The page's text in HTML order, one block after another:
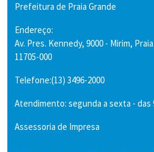
Prefeitura de Praia Grande
Endereço:
Av. Pres. Kennedy, 9000 - Mirim,
11705-000
Telefone:(13) 3496-2000
Atendimento: segunda a sexta - das
Assessoria de Impresa